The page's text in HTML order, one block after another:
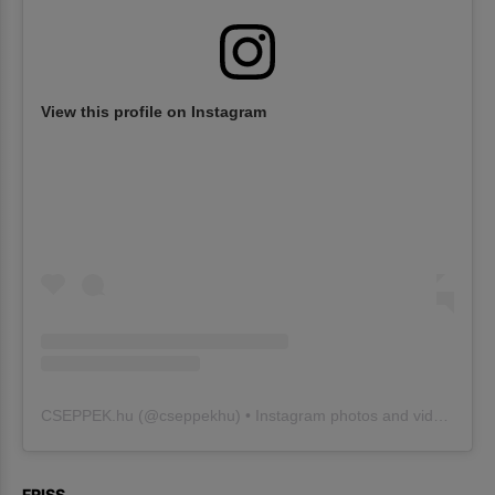
View this profile on Instagram
CSEPPEK.hu (@cseppekhu ) • Instagram photos and videos